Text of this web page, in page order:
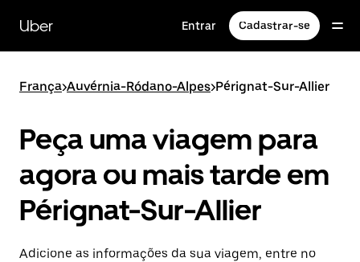
para
conteúdo
Uber Entrar Cadastrar-se
França>Auvérnia-Ródano-Alpes>Pérignat-Sur-Allier
Peça uma viagem para
agora ou mais tarde em
Pérignat-Sur-Allier
Adicione as informações da sua viagem, entre no